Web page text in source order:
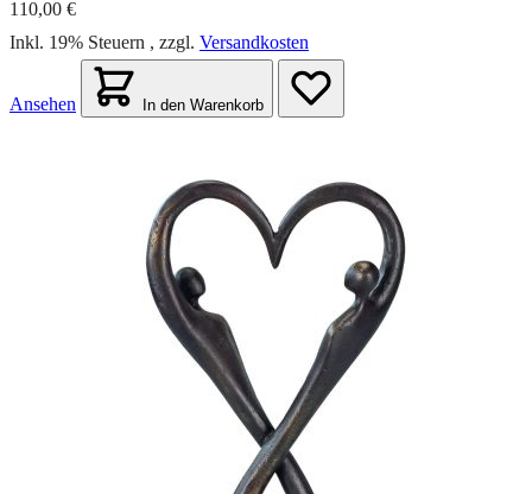
110,00 €
Inkl. 19% Steuern , zzgl. Versandkosten
Ansehen In den Warenkorb